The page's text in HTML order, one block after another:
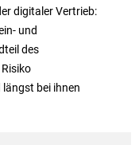
digitaler Vertrieb:
und
des
bei ihnen